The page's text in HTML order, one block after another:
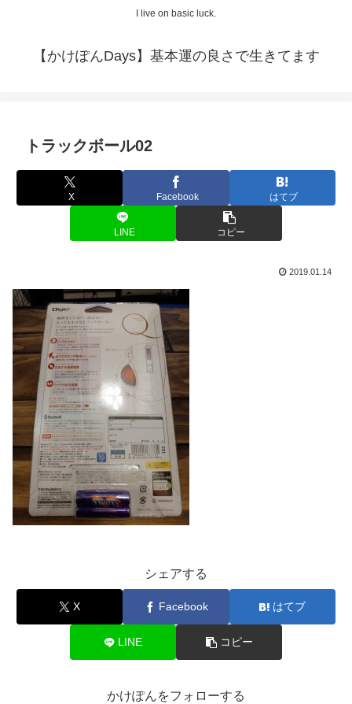
I live on basic luck.
【かけぽんDays】基本運の良さで生きてます
トラックボール02
X Facebook はてブ
LINE コピー
2019.01.14
シェアする
X Facebook はてブ
LINE コピー
かけぽんをフォローする